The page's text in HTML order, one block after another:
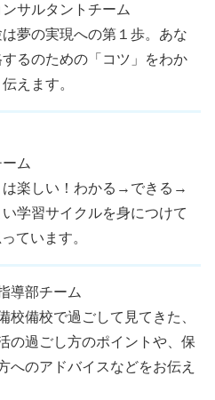
サルタントチーム
夢の実現への第１歩。あな
るのための「コツ」をわか
えます。
ム
は楽しい！わかる→できる→
学習サイクルを身につけて
ています。
導部チーム
校備校で過ごして見てきた、
の過ごし方のポイントや、保
へのアドバイスなどをお伝え